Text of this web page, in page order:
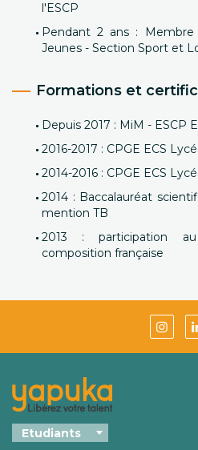
l'ESCP
Pendant 2 ans : Membre
Jeunes - Section Sport et
Formations et
Depuis 2017 : MiM - ESCP
2016-2017 : CPGE ECS
2014-2016 : CPGE ECS
2014 : Baccalauréat
mention TB
2013 : participation
composition française